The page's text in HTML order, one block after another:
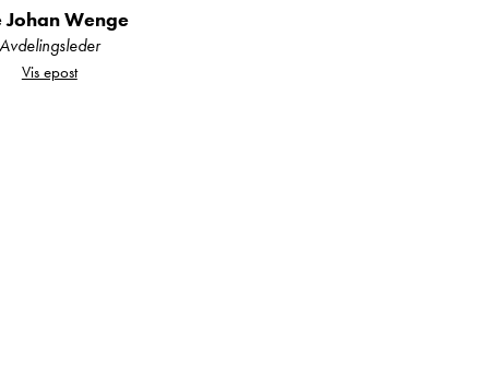
en bobil som gir
attraktive modellen!
og/eller
Johan Wenge
Avdelingsleder
Vis epost